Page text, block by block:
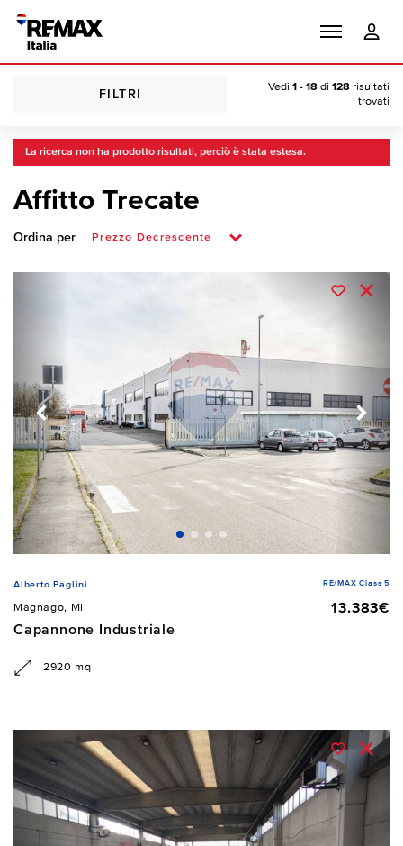
FILTRI
Vedi 1 - 18 di 128 risultati
trovati
La ricerca non ha prodotto risultati, perciò è stata estesa.
Affitto Trecate
Ordina per
Alberto Paglini RE/MAX Class 5
Magnago, MI
13.383€
Capannone Industriale
2920 mq